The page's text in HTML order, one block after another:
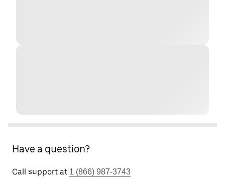
Have a question?
Call support at 1 (866) 987-3743